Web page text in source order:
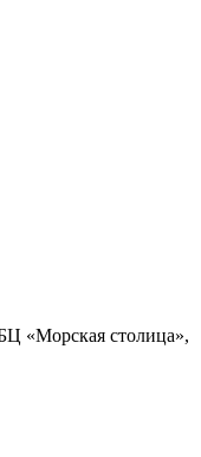
«Морская столица»,